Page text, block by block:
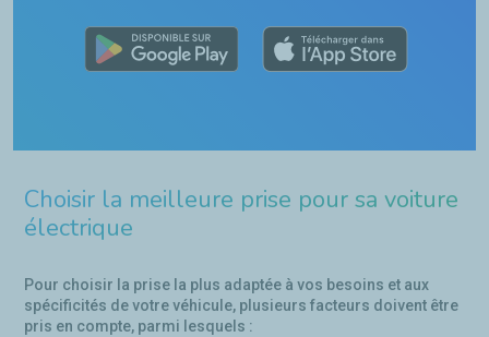
Choisir la meilleure prise pour sa voiture
électrique
Pour choisir la prise la plus adaptée à vos besoins et aux
spécificités de votre véhicule, plusieurs facteurs doivent être
pris en compte, parmi lesquels :